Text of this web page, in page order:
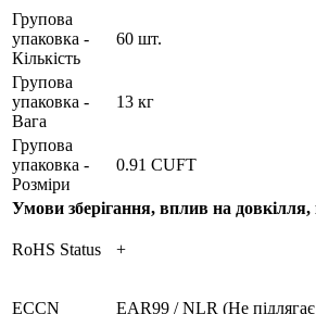
Групова
упаковка -
Кількість
60 шт.
Групова
упаковка -
Вага
13 кг
Групова
упаковка -
Розміри
0.91 CUFT
Умови зберігання, вплив на
RoHS Status +
ECCN EAR99 / NLR (Не